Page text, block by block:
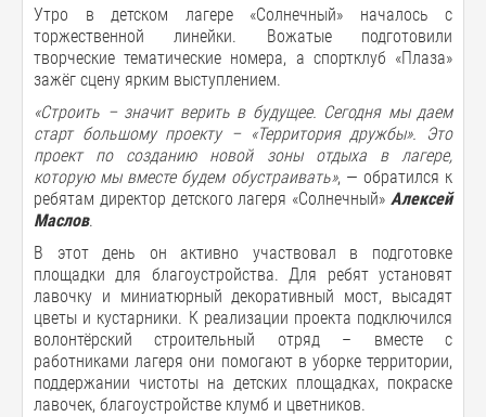
Утро в детском лагере «Солнечный» началось с
торжественной линейки. Вожатые подготовили
творческие тематические номера, а спортклуб «Плаза»
зажёг сцену ярким выступлением.
«Строить – значит верить в будущее. Сегодня мы даем
старт большому проекту – «Территория дружбы». Это
проект по созданиюновой зоны отдыха в лагере,
которую мы вместе будем обустраивать», — обратился к
ребятам директор детского лагеря «Солнечный» Алексей
Маслов.
В этот день он активно участвовал в подготовке
площадки для благоустройства. Для ребят установят
лавочку и миниатюрный декоративный мост, высадят
цветы и кустарники. К реализации проекта подключился
волонтёрский строительный отряд – вместе с
работниками лагеря они помогают в уборке территории,
поддержании чистоты на детских площадках, покраске
лавочек, благоустройстве клумб и цветников.